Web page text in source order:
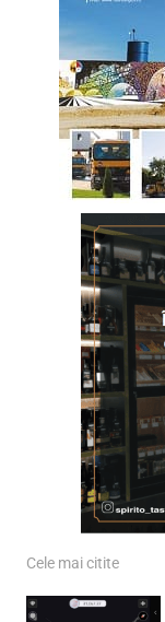
Cele mai citite